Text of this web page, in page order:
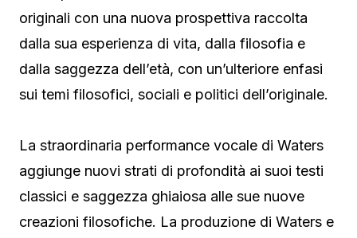
originali con una nuova prospettiva raccolta
dalla sua esperienza di vita, dalla filosofia e
dalla saggezza dell’età, con un’ulteriore enfasi
sui temi filosofici, sociali e politici dell’originale.
La straordinaria performance vocale di Waters
aggiunge nuovi strati di profondità ai suoi testi
classici e saggezza ghiaiosa alle sue nuove
creazioni filosofiche. La produzione di Waters e